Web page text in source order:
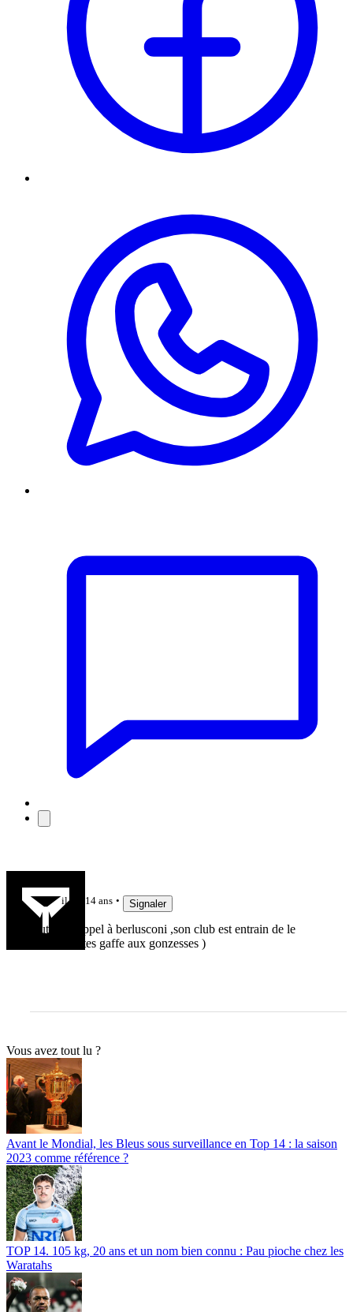
il y a 14 ans Signaler
faut faire appel à berlusconi ,son club est entrain de le
lacher ( faites gaffe aux gonzesses )
Vous avez tout lu ?
Avant le Mondial, les Bleus sous surveillance en Top 14 : la saison
2023 comme référence ?
TOP 14. 105 kg, 20 ans et un nom bien connu : Pau pioche chez les
Waratahs